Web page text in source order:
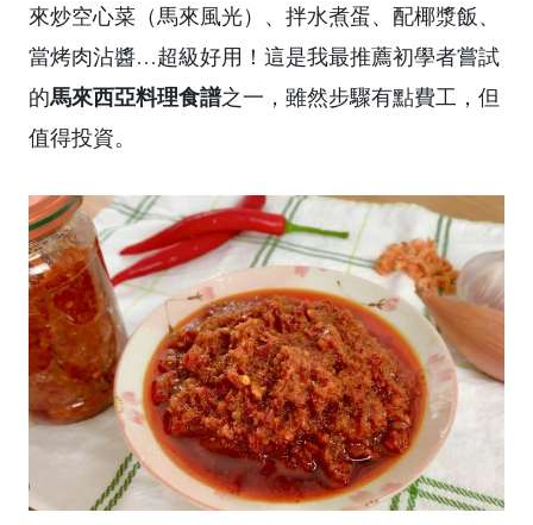
來炒空心菜（馬來風光）、拌水煮蛋、配椰漿飯、
當烤肉沾醬…超級好用！這是我最推薦初學者嘗試
的馬來西亞料理食譜之一，雖然步驟有點費工，但
值得投資。